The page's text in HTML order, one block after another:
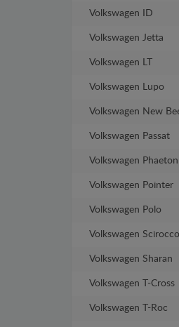
Volkswagen ID
Volkswagen Jetta
Volkswagen LT
Volkswagen Lupo
Volkswagen New
Volkswagen Passat
Volkswagen Phaeton
Volkswagen Pointer
Volkswagen Polo
Volkswagen Scirocco
Volkswagen Sharan
Volkswagen T-Cross
Volkswagen T-Roc